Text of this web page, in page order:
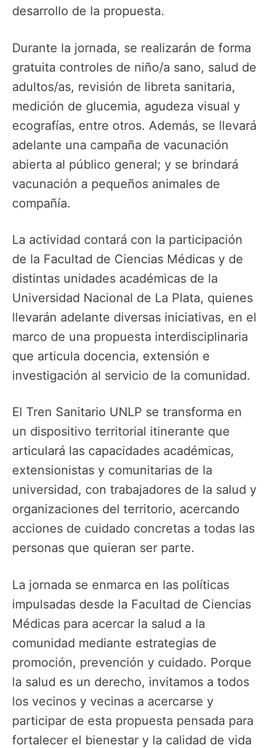
desarrollo de la propuesta.
Durante la jornada, se realizarán de forma
gratuita controles de niño/a sano, salud de
adultos/as, revisión de libreta sanitaria,
medición de glucemia, agudeza visual y
ecografías, entre otros. Además, se llevará
adelante una campaña de vacunación
abierta al público general; y se brindará
vacunación a pequeños animales de
compañía.
La actividad contará con la participación
de la Facultad de Ciencias Médicas y de
distintas unidades académicas de la
Universidad Nacional de La Plata, quienes
llevarán adelante diversas iniciativas, en el
marco de una propuesta interdisciplinaria
que articula docencia, extensión e
investigación al servicio de la comunidad.
El Tren Sanitario UNLP se transforma en
un dispositivo territorial itinerante que
articulará las capacidades académicas,
extensionistas y comunitarias de la
universidad, con trabajadores de la salud y
organizaciones del territorio, acercando
acciones de cuidado concretas a todas las
personas que quieran ser parte.
La jornada se enmarca en las políticas
impulsadas desde la Facultad de Ciencias
Médicas para acercar la salud a la
comunidad mediante estrategias de
promoción, prevención y cuidado. Porque
la salud es un derecho, invitamos a todos
los vecinos y vecinas a acercarse y
participar de esta propuesta pensada para
fortalecer el bienestar y la calidad de vida